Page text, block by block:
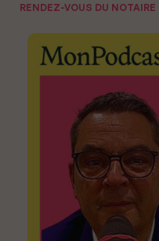
RENDEZ-VOUS DU NOTAIRE